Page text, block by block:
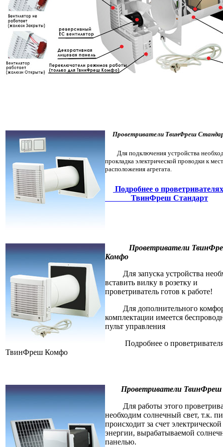
Проветриватели ТвинФреш
Для подключения устройства
прокладка электрической проводки к
расположения агрегата.
Подробнее о
ТвинФреш Стандарт
Проветриватели
Комфо
Для запуска устройства
вставить вилку в розетку и
проветриватель готов к работе!
Для дополнительного
комплектации имеется
пульт управления
Подробнее о
ТвинФреш Комфо
Проветриватели ТвинФреш
Для работы этого
необходим солнечный свет, т.к.
происходит за счет электрической
энергии, вырабатываемой
панелью.